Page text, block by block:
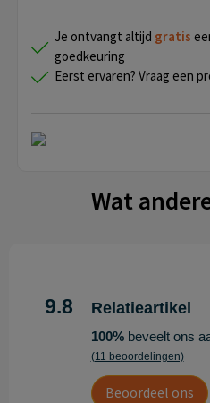
Je ontvangt altijd gratis
goedkeuring
Eerst ervaren? Vraag een
Wat
9.8 Relatieartikel
100%beveelt ons
(11 beoordelingen)
Beoordeel ons